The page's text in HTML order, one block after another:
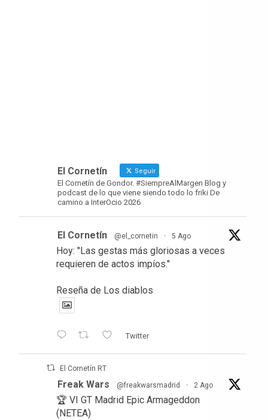
El Cornetín Seguir
El Cornetín de Gondor. #SiempreAlMargen Blog y
podcast de lo que viene siendo todo lo friki De
camino a InterOcio 2026
El Cornetín @el_cornetin · 5 Ago
Hoy: "Las gestas más gloriosas a veces
requieren de actos impíos."
Reseña de Los diablos
Twitter
El Cornetín RT
Freak Wars @freakwarsmadrid · 2 Ago
🏆 VI GT Madrid Epic Armageddon
(NETEA)